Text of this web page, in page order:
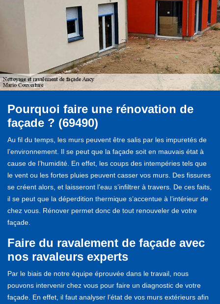
Pourquoi faire une rénovation de
façade ? (69490)
Au fil du temps, les murs peuvent être salis par les impuretés de
l’environnement. Il se peut que la façade soit en mauvais état à
cause de l’humidité. En effet, les coups des intempéries tels que
le vent ou les fortes pluies peuvent casser vos murs. Des fissures
se créent alors, et laisseront l’eau s’infiltrer à travers. De ces faits,
il se peut que la déperdition thermique s’accentue à l’intérieur de
chez vous. Rénover permet donc de tout renouveler de votre
façade.
Faire du ravalement de façade avec
nos ravaleurs experts
Par le biais de notre équipe éprouvée dans le travail, nous
pouvons intervenir chez vous pour faire un diagnostic de votre
façade. En effet, il faut analyser l’état de vos murs extérieurs afin